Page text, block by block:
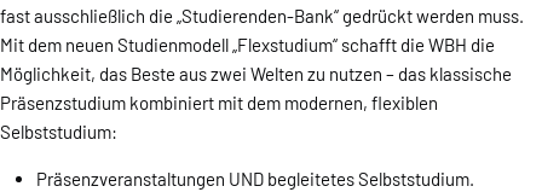
fast ausschließlich die „Studierenden-Bank“ gedrückt werden muss.
Mit dem neuen Studienmodell „Flexstudium“ schafft die WBH die
Möglichkeit, das Beste aus zwei Welten zu nutzen – das klassische
Präsenzstudium kombiniert mit dem modernen, flexiblen
Selbststudium:
Präsenzveranstaltungen UND begleitetes Selbststudium.